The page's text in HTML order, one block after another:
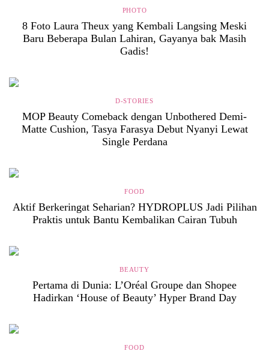
PHOTO
8 Foto Laura Theux yang Kembali Langsing Meski
Baru Beberapa Bulan Lahiran, Gayanya bak Masih
Gadis!
D-STORIES
MOP Beauty Comeback dengan Unbothered Demi-
Matte Cushion, Tasya Farasya Debut Nyanyi Lewat
Single Perdana
FOOD
Aktif Berkeringat Seharian? HYDROPLUS Jadi Pilihan
Praktis untuk Bantu Kembalikan Cairan Tubuh
BEAUTY
Pertama di Dunia: L’Oréal Groupe dan Shopee
Hadirkan ‘House of Beauty’ Hyper Brand Day
FOOD